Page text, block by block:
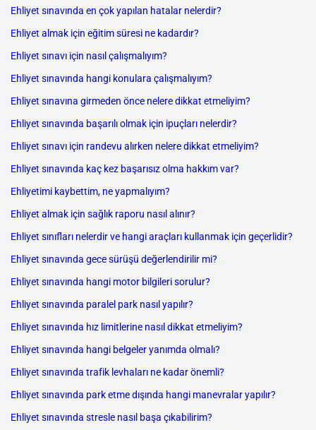
Ehliyet sınavında en çok yapılan hatalar nelerdir?
Ehliyet almak için eğitim süresi ne kadardır?
Ehliyet sınavı için nasıl çalışmalıyım?
Ehliyet sınavında hangi konulara çalışmalıyım?
Ehliyet sınavına girmeden önce nelere dikkat etmeliyim?
Ehliyet sınavında başarılı olmak için ipuçları nelerdir?
Ehliyet sınavı için randevu alırken nelere dikkat etmeliyim?
Ehliyet sınavında kaç kez başarısız olma hakkım var?
Ehliyetimi kaybettim, ne yapmalıyım?
Ehliyet almak için sağlık raporu nasıl alınır?
Ehliyet sınıfları nelerdir ve hangi araçları kullanmak için geçerlidir?
Ehliyet sınavında gece sürüşü değerlendirilir mi?
Ehliyet sınavında hangi motor bilgileri sorulur?
Ehliyet sınavında paralel park nasıl yapılır?
Ehliyet sınavında hız limitlerine nasıl dikkat etmeliyim?
Ehliyet sınavında hangi belgeler yanımda olmalı?
Ehliyet sınavında trafik levhaları ne kadar önemli?
Ehliyet sınavında park etme dışında hangi manevralar yapılır?
Ehliyet sınavında stresle nasıl başa çıkabilirim?